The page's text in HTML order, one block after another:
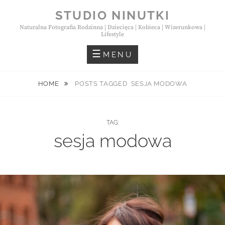
content
STUDIO NINUTKI
Naturalna Fotografia Rodzinna | Dziecięca | Kobieca | Wizerunkowa |
Lifestyle
MENU
HOME POSTS TAGGED SESJA MODOWA
TAG:
sesja modowa